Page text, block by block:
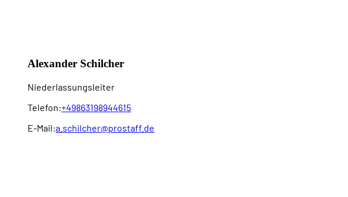
Alexander Schilcher
Niederlassungsleiter
Telefon:+49863198944615
E-Mail:a.schilcher@prostaff.de